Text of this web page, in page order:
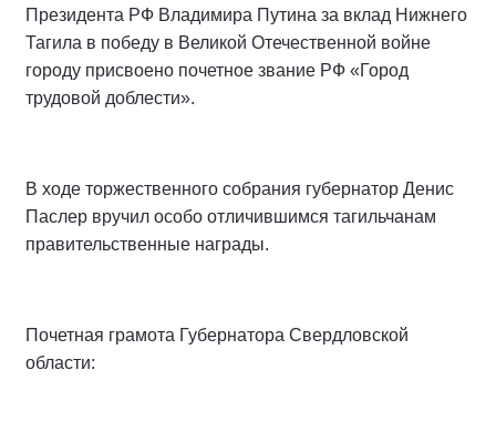
Президента РФ Владимира Путина за вклад Нижнего
Тагила в победу в Великой Отечественной войне
городу присвоено почетное звание РФ «Город
трудовой доблести».
В ходе торжественного собрания губернатор Денис
Паслер вручил особо отличившимся тагильчанам
правительственные награды.
Почетная грамота Губернатора Свердловской
области: